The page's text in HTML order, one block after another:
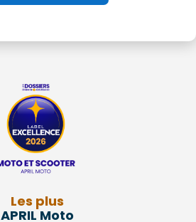
Les plus
APRIL Moto